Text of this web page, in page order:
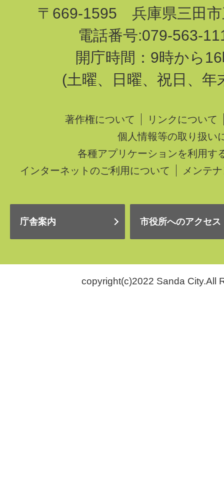
〒669-1595 兵庫県三田市
電話番号:079-563-
開庁時間：9時から
(土曜、日曜、祝日、年
著作権について
リンクについて
個人情報等の取り扱い
各種アプリケーションを利用す
インターネットのご利用について
メンテ
庁舎案内 市役所へのアクセス
copyright(c)2022 Sanda City.All